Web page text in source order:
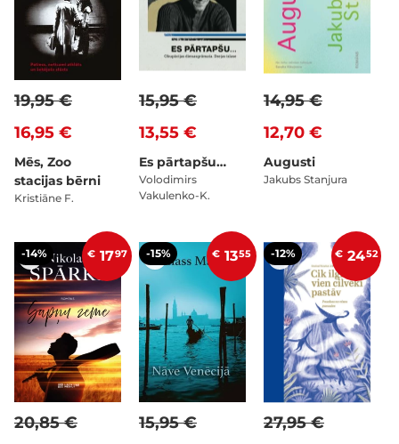
16,95 €
19,95 €
Mēs, Zoo
stacijas bērni
Kristiāne F.
13,55 €
15,95 €
Es pārtapšu…
Volodimirs
Vakulenko-K.
12,70 €
14,95 €
Augusti
Jakubs Stanjura
-14% € 1797
20,85 €
-15% € 1355
15,95 €
-12% € 2452
27,95 €